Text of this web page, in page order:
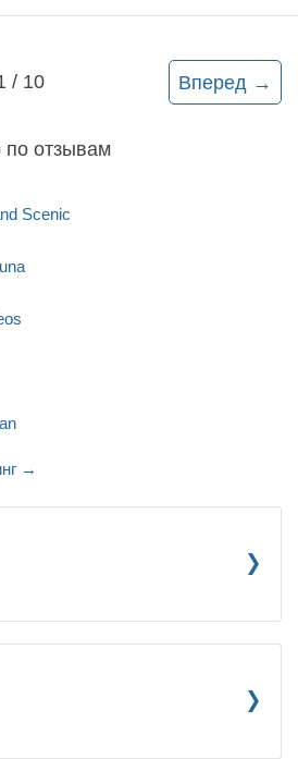
по отзывам
Scenic
→
стало меньше, и мелкие
Продал в середине лета в
тем более что новый опять начали
))) Поживем увидим.
/ 10 Вперед →